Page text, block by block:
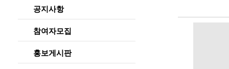
공지사항
참여자모집
홍보게시판